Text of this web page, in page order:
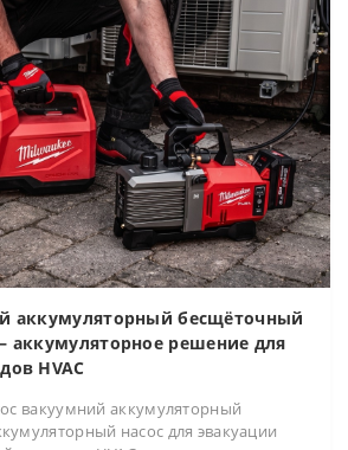
аккумуляторный бесщёточный
аккумуляторное решение для
HVAC
вакуумний аккумуляторный
насос для эвакуации